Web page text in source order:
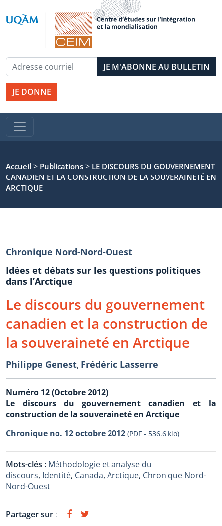
JE DONNE
Accueil > Publications > LE DISCOURS DU GOUVERNEMENT
CANADIEN ET LA CONSTRUCTION DE LA SOUVERAINETÉ EN
ARCTIQUE
Chronique Nord-Nord-Ouest
Idées et débats sur les questions politiques
dans l’Arctique
Le discours du gouvernement
canadien et la construction de
la souveraineté en Arctique
Philippe Genest, Frédéric Lasserre
Numéro 12 (Octobre 2012)
Le discours du gouvernement canadien et la
construction de la souveraineté en Arctique
Chronique no. 12 octobre 2012 (PDF - 536.6 kio)
Mots-clés : Méthodologie et analyse du
discours, Identité, Canada, Arctique, Chronique Nord-
Nord-Ouest
Partager sur :